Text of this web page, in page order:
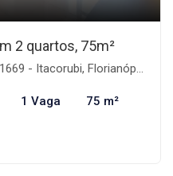
2 quartos, 75m²
- Itacorubi, Florianópolis-SC
1 Vaga 75 m²